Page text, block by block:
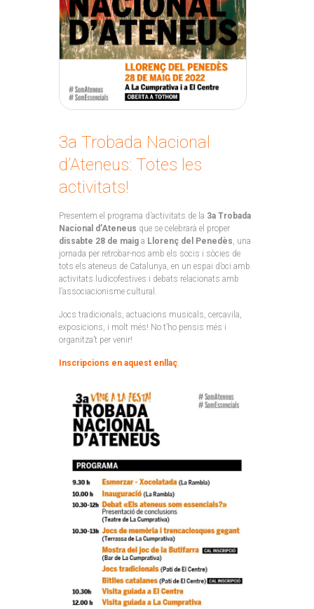
3a Trobada Nacional
d’Ateneus: Totes les
activitats!
Presentem el programa d’activitats de la 3a Trobada
Nacional d’Ateneus que se celebrarà el proper
dissabte 28 de maig a Llorenç del Penedès, una
jornada per retrobar-nos amb els socis i sòcies de
tots els ateneus de Catalunya, en un espai d’oci amb
activitats ludicofestives i debats relacionats amb
l’associacionisme cultural.
Jocs tradicionals, actuacions musicals, cercavila,
exposicions, i molt més! No t’ho pensis més i
organitza’t per venir!
Inscripcions en aquest enllaç.